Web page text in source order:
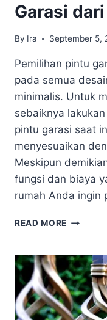
Garasi
By Ira September 5,
Pemilihan pintu
pada semua
minimalis. Untuk
sebaiknya
pintu garasi saat
menyesuaikan
Meskipun
fungsi dan biaya
rumah Anda ingin
READ MORE ALASAN
GARASI
DARI
KAYU